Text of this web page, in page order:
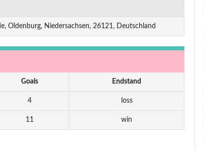
Oldenburg, Niedersachsen, 26121, Deutschland
Goals Endstand
4 loss
11 win